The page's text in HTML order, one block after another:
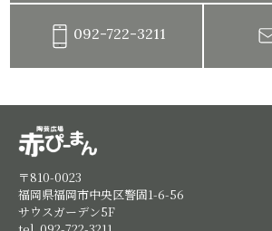
092-722-3211
〒810-0023
福岡県福岡市中央区警固1-6-56
サウスガーデン5F